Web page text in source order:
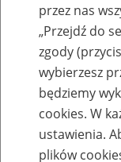
Baza
przez nas
„Przejdź do
zgody
wybierzesz
będziemy
cookies. W
ustawienia.
plików